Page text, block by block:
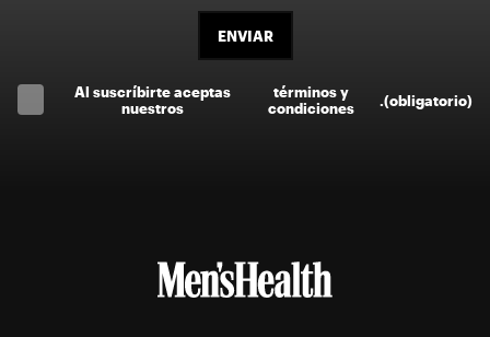
ENVIAR
Al suscríbirte aceptas
nuestros
términos y
condiciones
(obligatorio)